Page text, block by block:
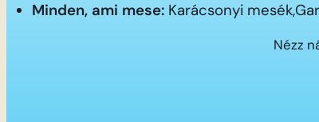
Minden, ami mese: Karácsonyi
Nézz